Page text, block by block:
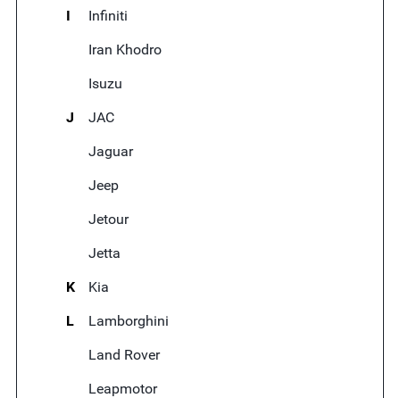
I
Infiniti
Iran Khodro
Isuzu
J
JAC
Jaguar
Jeep
Jetour
Jetta
K
Kia
L
Lamborghini
Land Rover
Leapmotor